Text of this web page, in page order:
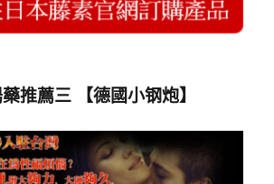
推薦三 【德國小钢炮】